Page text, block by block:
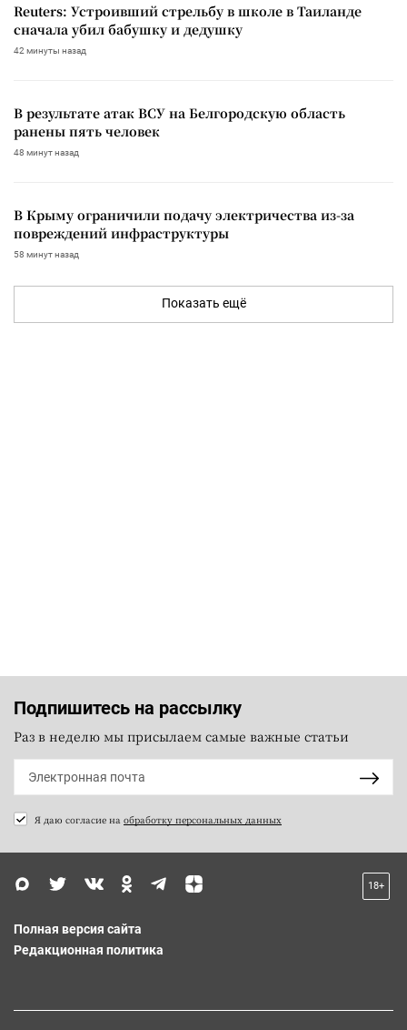
Reuters: Устроивший стрельбу в школе в Таиланде
сначала убил бабушку и дедушку
42 минуты назад
В результате атак ВСУ на Белгородскую область
ранены пять человек
48 минут назад
В Крыму ограничили подачу электричества из-за
повреждений инфраструктуры
58 минут назад
Показать ещё
Подпишитесь на рассылку
Раз в неделю мы присылаем самые важные статьи
Я даю согласие на обработку персональных данных
18+
Полная версия сайта
Редакционная политика